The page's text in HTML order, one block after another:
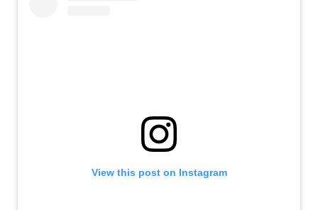
View this post on Instagram